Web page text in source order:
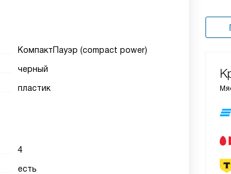
КомпактПауэр (compact power)
черный
пластик
4
есть